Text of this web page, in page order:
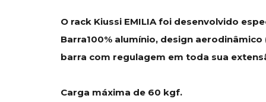
O rack Kiussi EMILIA foi desenvolvido
Barra100% alumínio, design
barra com regulagem em toda sua
Carga máxima de 60 kgf.